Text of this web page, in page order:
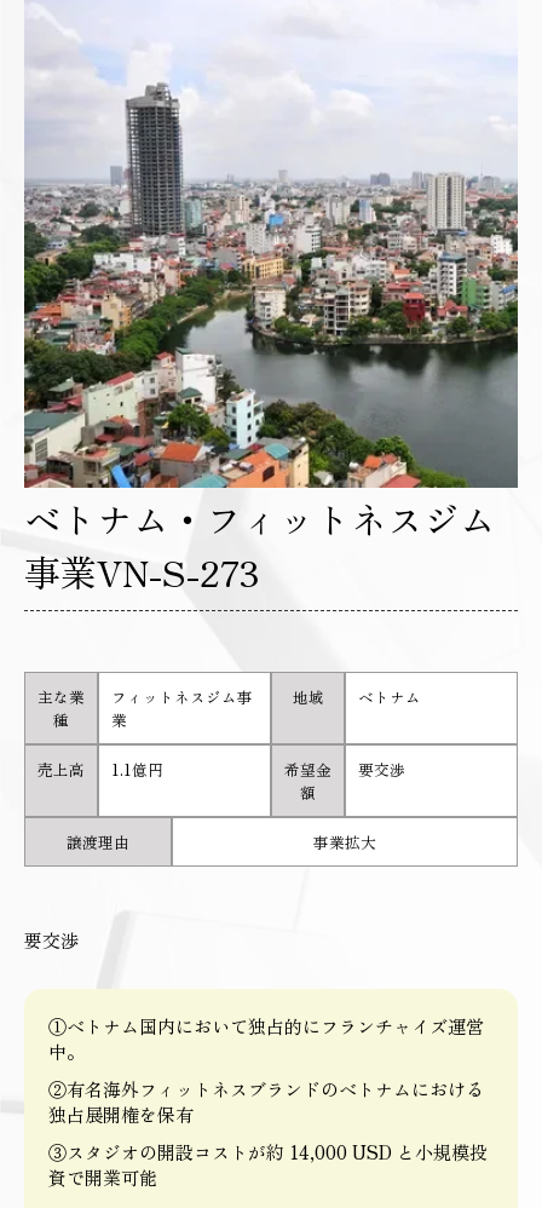
ベトナム・フィットネスジム
事業VN-S-273
主な業
種
フィットネスジム事
業
地域 ベトナム
売上高 1.1億円
希望金
額
要交渉
譲渡理由 事業拡大
要交渉
①ベトナム国内において独占的にフランチャイズ運営
中。
②有名海外フィットネスブランドのベトナムにおける
独占展開権を保有
③スタジオの開設コストが約 14,000 USD と小規模投
資で開業可能